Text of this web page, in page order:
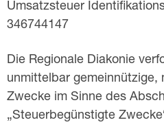
Umsatzsteuer
346744147
Die Regionale Diakonie
unmittelbar
Zwecke im Sinne des
„Steuerbegünstigte